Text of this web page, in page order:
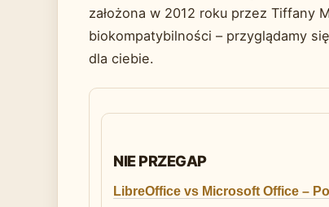
założona w 2012 roku przez Tiffany
biokompatybilności – przyglądamy
dla ciebie.
NIE PRZEGAP
LibreOffice vs Microsoft Office –